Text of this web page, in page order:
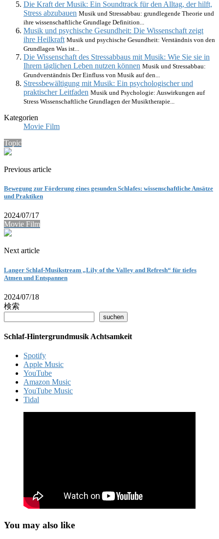
Die Kraft der Musik: Ein Soundtrack für den Alltag, der hilft,
Stress abzubauen Musik und Stressabbau: grundlegende Theorie und
ihre wissenschaftliche Grundlage Definition...
Musik und psychische Gesundheit: Die Wissenschaft zeigt
ihre Heilkraft Musik und psychische Gesundheit: Verständnis von den
Grundlagen Was ist...
Die Wissenschaft des Stressabbaus mit Musik: Wie Sie sie in
Ihrem täglichen Leben nutzen können Musik und Stressabbau:
Grundverständnis Der Einfluss von Musik auf den...
Stressbewältigung mit Musik: Ein psychologischer und
praktischer Leitfaden Musik und Psychologie: Auswirkungen auf
Stress Wissenschaftliche Grundlagen der Musiktherapie...
Kategorien
Movie Film
Topic
Previous article
Bewegung zur Förderung eines gesunden Schlafes: wissenschaftliche Ansätze
und Praktiken
2024/07/17
Movie Film
Next article
Langer Schlaf-Musikstream „Lily of the Valley and Refresh“ für tiefes
Atmen und Entspannen
2024/07/18
検索
suchen
Schlaf-Hintergrundmusik Achtsamkeit
Spotify
Apple Music
YouTube
Amazon Music
YouTube Music
Tidal
You may also like